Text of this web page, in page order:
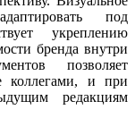
под
укреплению
бренда внутри
позволяет
коллегами, и при
редакциям